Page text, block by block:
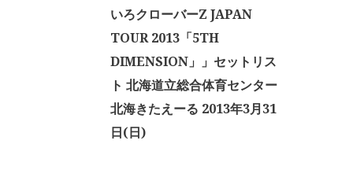
いろクローバーZ JAPAN
TOUR 2013「5TH
DIMENSION」」セットリス
ト 北海道立総合体育センター
北海きたえーる 2013年3月31
日(日)